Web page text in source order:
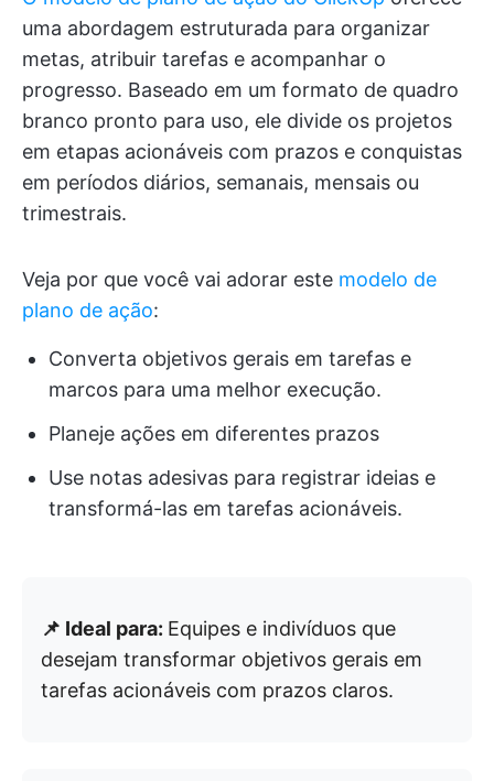
uma abordagem estruturada para organizar
metas, atribuir tarefas e acompanhar o
progresso. Baseado em um formato de quadro
branco pronto para uso, ele divide os projetos
em etapas acionáveis com prazos e conquistas
em períodos diários, semanais, mensais ou
trimestrais.
Veja por que você vai adorar este modelo de
plano de ação:
Converta objetivos gerais em tarefas e
marcos para uma melhor execução.
Planeje ações em diferentes prazos
Use notas adesivas para registrar ideias e
transformá-las em tarefas acionáveis.
📌 Ideal para: Equipes e indivíduos que
desejam transformar objetivos gerais em
tarefas acionáveis com prazos claros.